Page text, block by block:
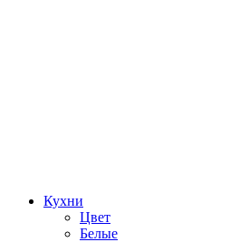
Кухни
Цвет
Белые